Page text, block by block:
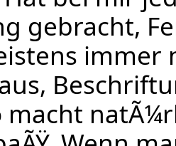
gebracht,
immer
macht